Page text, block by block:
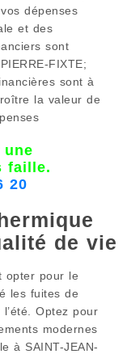
dépenses
et des
sont
FIXTE;
sont à
la valeur de
faille.
20
de vie
opter pour le
les fuites de
Optez pour
modernes
à SAINT-JEAN-